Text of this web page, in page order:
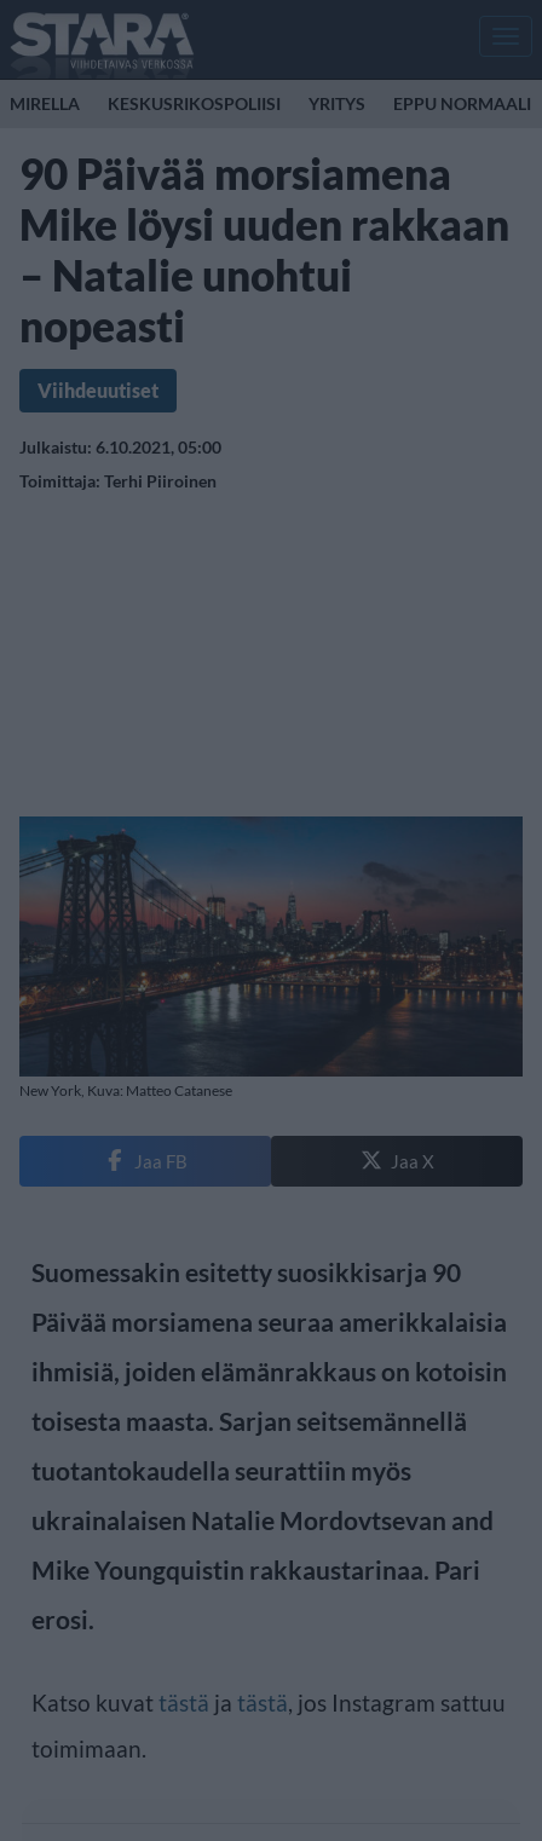
MIRELLA KESKUSRIKOSPOLIISI YRITYS EPPU NORMAALI
90 Päivää morsiamena
Mike löysi uuden rakkaan
– Natalie unohtui
nopeasti
Viihdeuutiset
Julkaistu: 6.10.2021, 05:00
Toimittaja: Terhi Piiroinen
New York, Kuva: Matteo Catanese
Jaa FB Jaa X
Suomessakin esitetty suosikkisarja 90
Päivää morsiamena seuraa amerikkalaisia
ihmisiä, joiden elämänrakkaus on kotoisin
toisesta maasta. Sarjan seitsemännellä
tuotantokaudella seurattiin myös
ukrainalaisen Natalie Mordovtsevan and
Mike Youngquistin rakkaustarinaa. Pari
erosi.
Katso kuvattästä ja tästä, jos Instagram sattuu
toimimaan.